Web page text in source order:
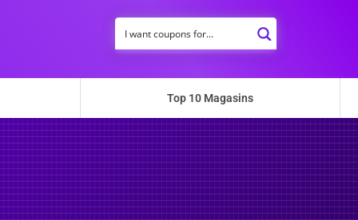
Top 10 Magasins